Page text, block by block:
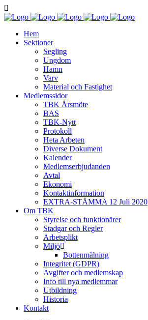
Hem
Sektioner
Segling
Ungdom
Hamn
Varv
Material och Fastighet
Medlemssidor
TBK Årsmöte
BAS
TBK-Nytt
Protokoll
Heta Arbeten
Diverse Dokument
Kalender
Medlemserbjudanden
Avtal
Ekonomi
Kontaktinformation
EXTRA-STÄMMA 12 Juli 2020
Om TBK
Styrelse och funktionärer
Stadgar och Regler
Arbetsplikt
Miljö
Bottenmålning
Integritet (GDPR)
Avgifter och medlemskap
Info till nya medlemmar
Utbildning
Historia
Kontakt